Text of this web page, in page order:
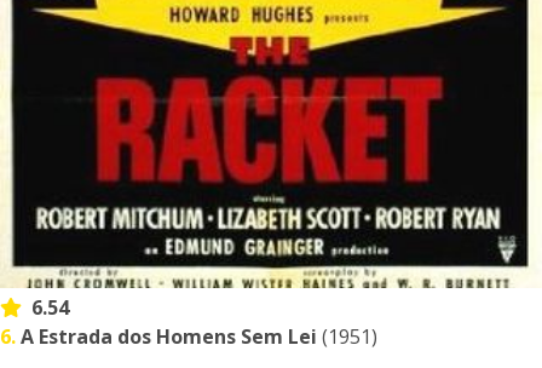
6.54
6.A Estrada dos Homens Sem Lei (1951)